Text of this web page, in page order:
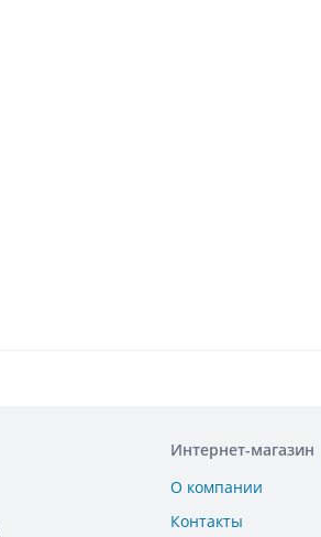
Интернет-магазин
О компании
Контакты